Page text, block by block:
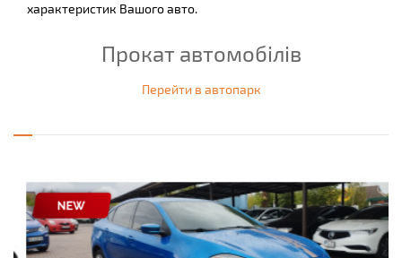
характеристик Вашого авто.
Прокат автомобілів
Перейти в автопарк